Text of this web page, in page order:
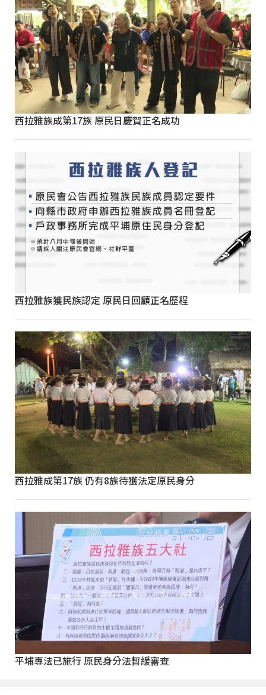
西拉雅族成第17族 原民日慶賀正名成功
西拉雅族獲民族認定 原民日回顧正名歷程
西拉雅成第17族 仍有8族待獲法定原民身分
平埔專法已施行 原民身分法暫緩審查